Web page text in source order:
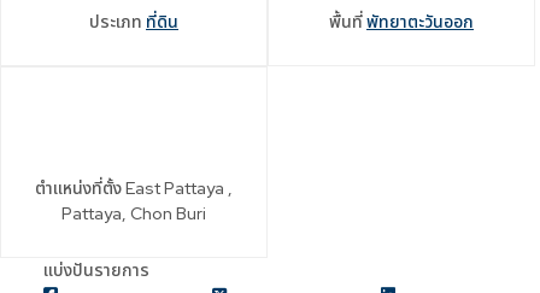
ประเภท ที่ดิน พื้นที่พัทยาตะวันออก
ตำแหน่งที่ตั้งEast Pattaya ,
Pattaya, Chon Buri
แบ่งปันรายการ